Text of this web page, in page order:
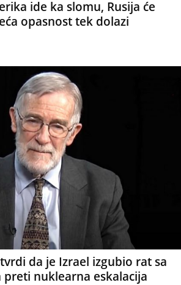
ide ka slomu, Rusija će
opasnost tek dolazi
da je Izrael izgubio rat sa
nuklearna eskalacija